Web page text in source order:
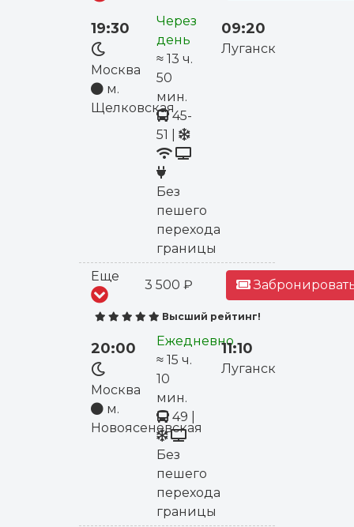
19:30
Москва
м.
Щелковская
Через
день
≈ 13 ч.
50
мин.
45-
51
Без
пешего
перехода
границы
09:20
Луганск
Еще
3 500 ₽
Высший рейтинг!
20:00
Москва
м.
Новоясеневская
Ежедневно
≈ 15 ч.
10
мин.
49
Без
пешего
перехода
границы
11:10
Луганск